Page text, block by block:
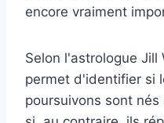
encore vraiment
Selon l'astrologue
permet d'identifier si
poursuivons sont